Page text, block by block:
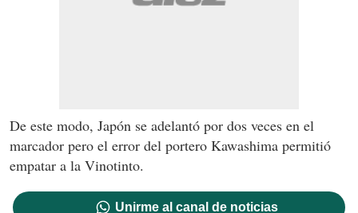
De este modo, Japón se adelantó por dos veces en el
marcador pero el error del portero Kawashima permitió
empatar a la Vinotinto.
Unirme al canal de noticias